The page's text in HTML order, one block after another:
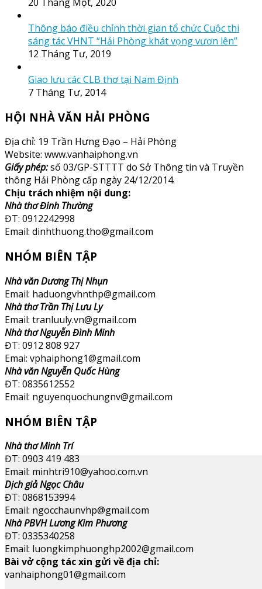
Thông báo điều chỉnh thời gian tổ chức Cuộc thi
sáng tác VHNT “Hải Phòng khát vọng vươn lên”
12 Tháng Tư, 2019
Giao lưu các CLB thơ tại Nam Định
7 Tháng Tư, 2014
HỘI NHÀ VĂN HẢI PHÒNG
Địa chỉ: 19 Trần Hưng Đạo – Hải Phòng
Website: www.vanhaiphong.vn
Giấy phép:số 03/GP-STTTT do Sở Thông tin và Truyền
thông Hải Phòng cấp ngày 24/12/2014.
Chịu trách nhiệm nội dung:
Nhà thơ Đinh Thường
ĐT: 0912242998
Email: dinhthuong.tho@gmail.com
NHÓM BIÊN TẬP
Nhà văn Dương Thị Nhụn
Email: haduongvhnthp@gmail.com
Nhà thơ Trần Thị Lưu Ly
Email: tranluuly.vn@gmail.com
Nhà thơ Nguyễn Đình Minh
ĐT: 0912 808 927
Emai: vphaiphong1@gmail.com
Nhà văn Nguyễn Quốc Hùng
ĐT: 0835612552
Email: nguyenquochungnv@gmail.com
NHÓM BIÊN TẬP
Nhà thơ Minh Trí
ĐT: 0903 419 483
Email: minhtri910@yahoo.com.vn
Dịch giả Ngọc Châu
ĐT: 0868153994
Email: ngocchaunvhp@gmail.com
Nhà PBVH Lương Kim Phương
ĐT: 0335340258
Email: luongkimphuonghp2002@gmail.com
Bài vở cộng tác xin gửi về địa chỉ:
vanhaiphong01@gmail.com